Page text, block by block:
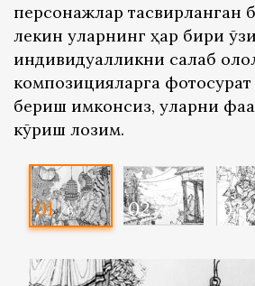
персонажлар тасвирланган
лекин уларнинг ҳар бири
индивидуалликни сақлаб
композицияларга фотосурат
бериш имконсиз, уларни
кўриш лозим.
01 /6 02 /6 03 /